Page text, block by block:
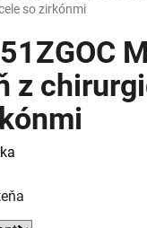
so zirkónmi
z